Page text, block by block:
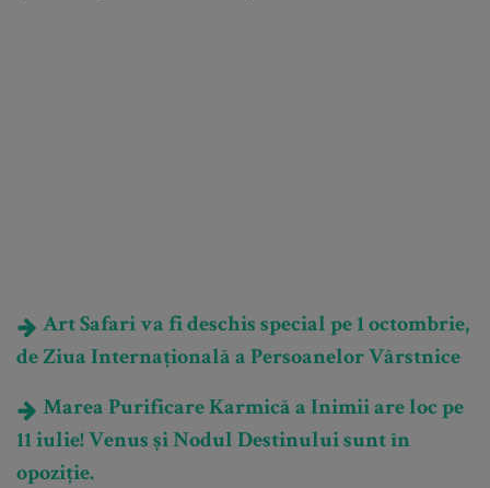
Art Safari va fi deschis special pe 1 octombrie,
de Ziua Internațională a Persoanelor Vârstnice
Marea Purificare Karmică a Inimii are loc pe
11 iulie! Venus și Nodul Destinului sunt în
opoziție.